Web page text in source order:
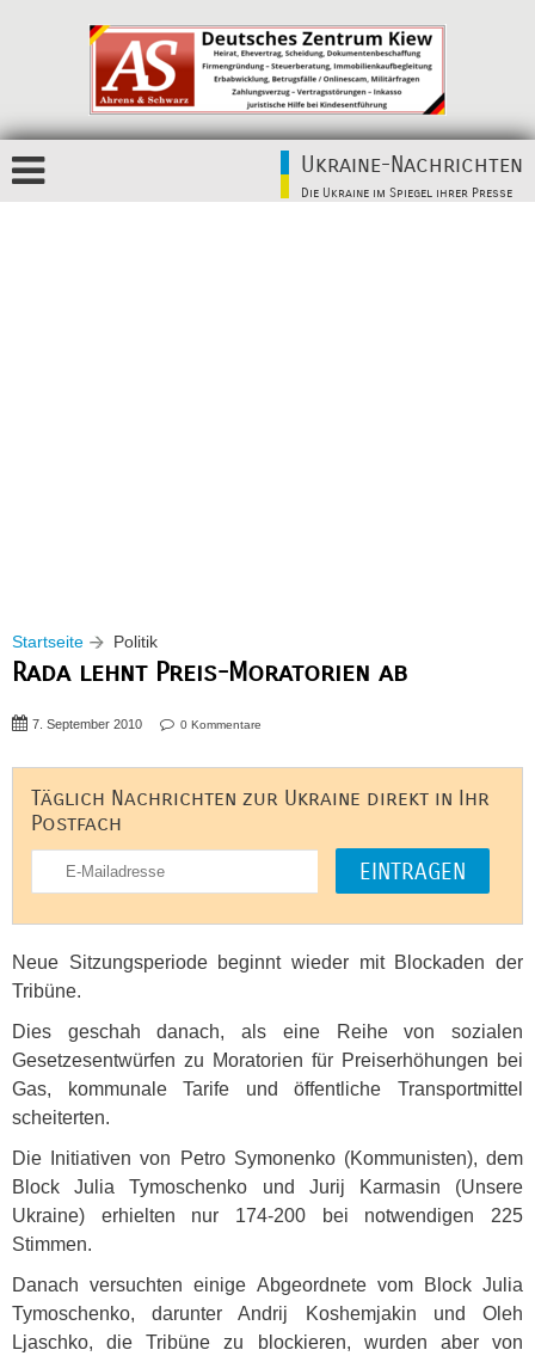
Ukraine-Nachrichten
Die Ukraine im Spiegel ihrer Presse
Startseite Politik
Rada lehnt Preis-Moratorien ab
7. September 2010 0 Kommentare
Täglich Nachrichten zur Ukraine direkt in Ihr
Postfach
Neue Sitzungsperiode beginnt wieder mit Blockaden der
Tribüne.
Dies geschah danach, als eine Reihe von sozialen
Gesetzesentwürfen zu Moratorien für Preiserhöhungen bei
Gas, kommunale Tarife und öffentliche Transportmittel
scheiterten.
Die Initiativen von Petro Symonenko (Kommunisten), dem
Block Julia Tymoschenko und Jurij Karmasin (Unsere
Ukraine) erhielten nur 174-200 bei notwendigen 225
Stimmen.
Danach versuchten einige Abgeordnete vom Block Julia
Tymoschenko, darunter Andrij Koshemjakin und Oleh
Ljaschko, die Tribüne zu blockieren, wurden aber von